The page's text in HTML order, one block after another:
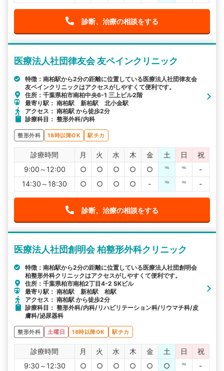
診断、治療の相談をする
医療法人社団律友会 友ペインクリニック
特徴：南柏駅から2分の距離に位置している医療法人社団律友会
友ペインクリニックはアクセスがしやすくて便利です。
住所：千葉県柏市南柏中央6-1 三上ビル2階
最寄り駅： 南柏駅 新柏駅 北小金駅
アクセス： 南柏駅 から徒歩2分
診療科目： 整形外科/内科
整形外科 18時以降OK 駅チカ
診療時間 月 火 水 木 金 土 日
祝
9:00～12:00
○ ○ ○ ○ ○ ℡ ℡
-
14:30～18:30
○ ○ ○ ○ - ℡ ℡ -
診断、治療の相談をする
医療法人社団創明会 柏整形外科クリニック
特徴：南柏駅から2分の距離に位置している医療法人社団創明会
柏整形外科クリニックはアクセスがしやすくて便利です。
住所：千葉県柏市南柏2丁目4-2 SKビル
最寄り駅： 南柏駅 新柏駅 柏駅
アクセス： 南柏駅 から徒歩2分
診療科目： 整形外科/内科/リハビリテーション科/リウマチ科/皮
膚科/泌尿器科
整形外科 土曜日 18時以降OK 駅チカ
診療時間 月 火 水 木 金 土 日
祝
9:30～12:30
○ ○ ○ ○ ○ ○ ℡
-